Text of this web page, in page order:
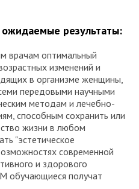
результаты:
врачам оптимальный
изменений и
в организме женщины,
передовыми научными
методам и лечебно-
способным сохранить или
жизни в любом
"эстетическое
современной
и здорового
обучающиеся получат